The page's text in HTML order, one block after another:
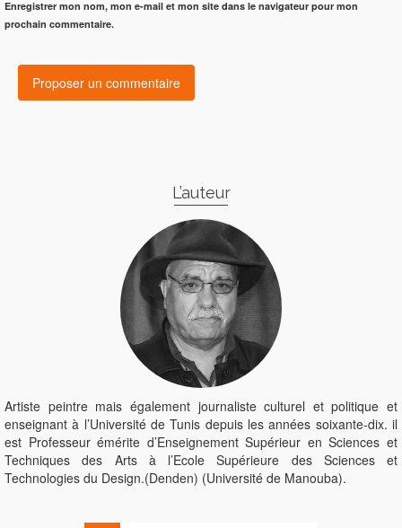
Enregistrer mon nom, mon e-mail et mon site dans le navigateur pour mon
prochain commentaire.
L’auteur
Artiste peintre mais également journaliste culturel et politique et
enseignant à l’Université de Tunis depuis les années soixante-dix. il
est Professeur émérite d’Enseignement Supérieur en Sciences et
Techniques des Arts à l’Ecole Supérieure des Sciences et
Technologies du Design.(Denden) (Université de Manouba).